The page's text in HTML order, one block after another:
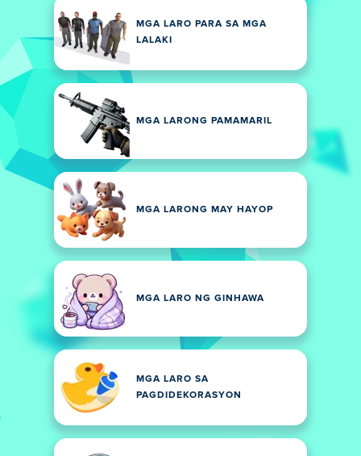
MGA LARO PARA SA MGA
LALAKI
MGA LARONG PAMAMARIL
MGA LARONG MAY HAYOP
MGA LARO NG GINHAWA
MGA LARO SA
PAGDIDEKORASYON